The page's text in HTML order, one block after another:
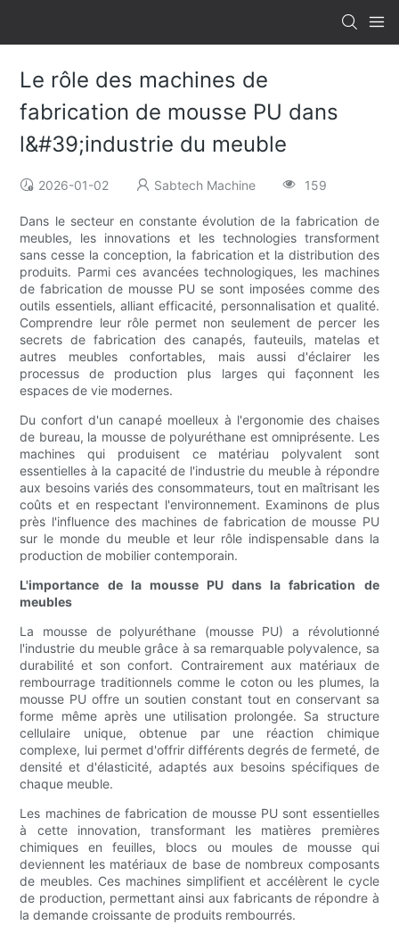
Le rôle des machines de
fabrication de mousse PU dans
l&#39;industrie du meuble
2026-01-02 Sabtech Machine 159
Dans le secteur en constante évolution de la fabrication de
meubles, les innovations et les technologies transforment
sans cesse la conception, la fabrication et la distribution des
produits. Parmi ces avancées technologiques, les machines
de fabrication de mousse PU se sont imposées comme des
outils essentiels, alliant efficacité, personnalisation et qualité.
Comprendre leur rôle permet non seulement de percer les
secrets de fabrication des canapés, fauteuils, matelas et
autres meubles confortables, mais aussi d'éclairer les
processus de production plus larges qui façonnent les
espaces de vie modernes.
Du confort d'un canapé moelleux à l'ergonomie des chaises
de bureau, la mousse de polyuréthane est omniprésente. Les
machines qui produisent ce matériau polyvalent sont
essentielles à la capacité de l'industrie du meuble à répondre
aux besoins variés des consommateurs, tout en maîtrisant les
coûts et en respectant l'environnement. Examinons de plus
près l'influence des machines de fabrication de mousse PU
sur le monde du meuble et leur rôle indispensable dans la
production de mobilier contemporain.
L'importance de la mousse PU dans la fabrication de
meubles
La mousse de polyuréthane (mousse PU) a révolutionné
l'industrie du meuble grâce à sa remarquable polyvalence, sa
durabilité et son confort. Contrairement aux matériaux de
rembourrage traditionnels comme le coton ou les plumes, la
mousse PU offre un soutien constant tout en conservant sa
forme même après une utilisation prolongée. Sa structure
cellulaire unique, obtenue par une réaction chimique
complexe, lui permet d'offrir différents degrés de fermeté, de
densité et d'élasticité, adaptés aux besoins spécifiques de
chaque meuble.
Les machines de fabrication de mousse PU sont essentielles
à cette innovation, transformant les matières premières
chimiques en feuilles, blocs ou moules de mousse qui
deviennent les matériaux de base de nombreux composants
de meubles. Ces machines simplifient et accélèrent le cycle
de production, permettant ainsi aux fabricants de répondre à
la demande croissante de produits rembourrés.